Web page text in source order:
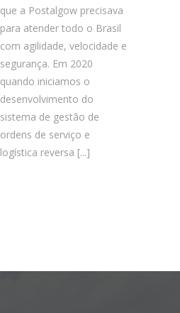
que a Postalgow precisava
para atender todo o Brasil
com agilidade, velocidade e
segurança. Em 2020
quando iniciamos o
desenvolvimento do
sistema de gestão de
ordens de serviço e
logística reversa [...]